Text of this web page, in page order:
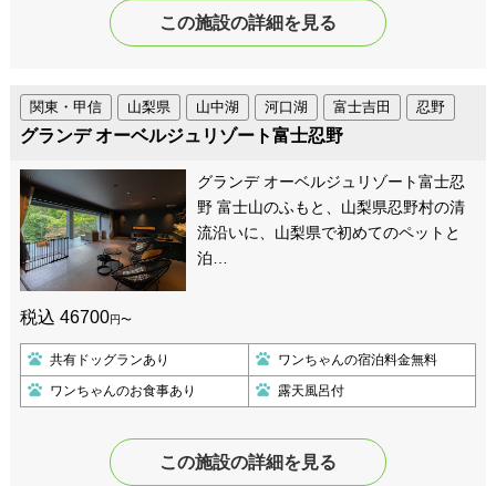
この施設の詳細を見る
富士吉田 忍野
関東・甲信 山梨県 山中湖 河口湖
グランデ オーベルジュリゾート富士忍野
グランデ オーベルジュリゾート富士忍
野 富士山のふもと、山梨県忍野村の清
流沿いに、山梨県で初めてのペットと
泊…
税込 46700円〜
共有ドッグランあり ワンちゃんの宿泊料金無料
ワンちゃんのお食事あり 露天風呂付
この施設の詳細を見る